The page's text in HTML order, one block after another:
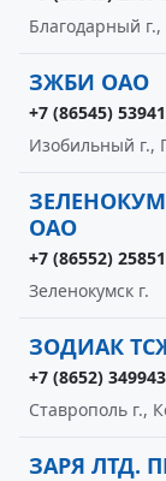
Благодарный г.,
ЗЖБИ ОАО
+7 (86545) 53941
Изобильный г.,
ОАО
+7 (86552) 25851
Зеленокумск г.
ЗОДИАК
+7 (8652) 349943
Ставрополь г.,
ЗАРЯ ЛТД.